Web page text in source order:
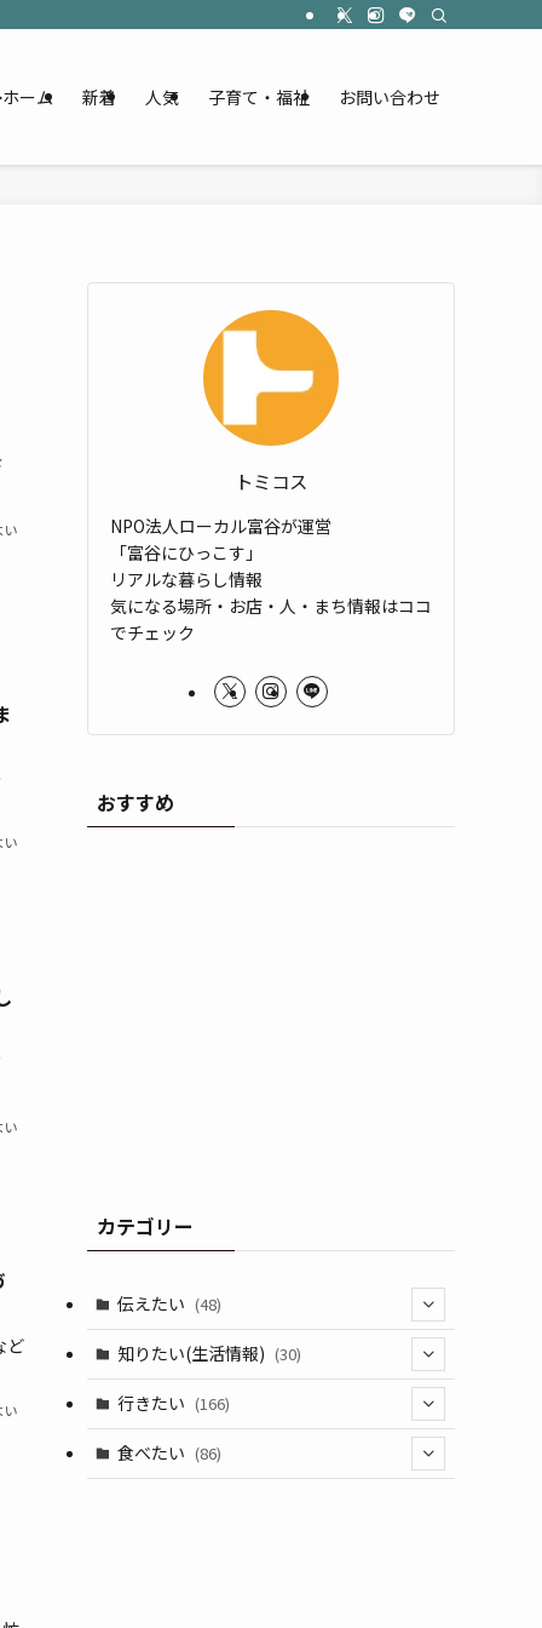
ホーム 新着 人気 子育て・福祉 お問い合わせ
い
い
い
ど
い
トミコス
NPO法人ローカル富谷が運営
「富谷にひっこす」
リアルな暮らし情報
気になる場所・お店・人・まち情報はココ
でチェック
おすすめ
カテゴリー
伝えたい (48)
(44)
(1)
知りたい(生活情報) (30)
(10)
(11)
行きたい (166)
(18)
食べたい (86)